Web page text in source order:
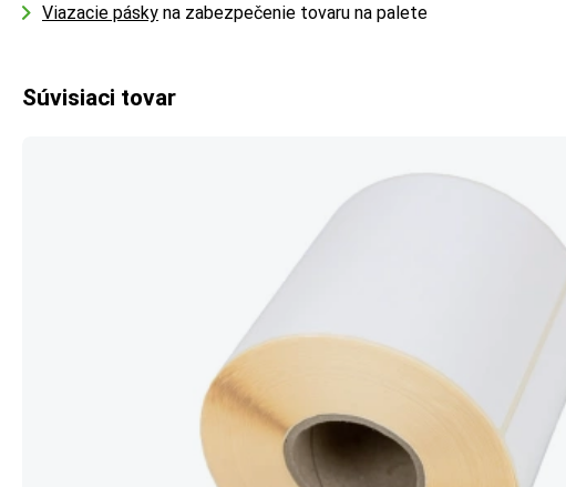
Viazacie pásky na zabezpečenie tovaru na palete
Súvisiaci tovar